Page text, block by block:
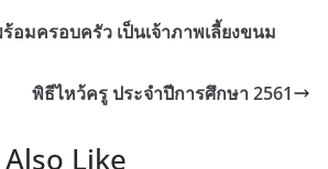
อมครอบครัว เป็นเจ้าภาพเลี้ยงขนม
พิธีไหว้ครู ประจำปีการศึกษา 2561
Like